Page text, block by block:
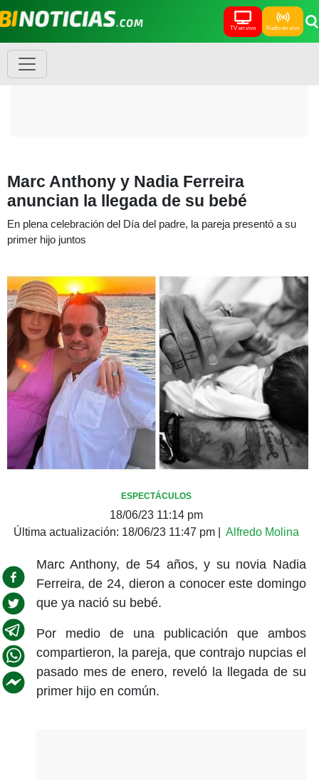
TV en vivo Radio en vivo
Marc Anthony y Nadia Ferreira
anuncian la llegada de su bebé
En plena celebración del Día del padre, la pareja presentó a su
primer hijo juntos
ESPECTÁCULOS
18/06/23 11:14 pm
Última actualización: 18/06/23 11:47 pm| Alfredo Molina
Marc Anthony, de 54 años, y su novia Nadia
Ferreira, de 24, dieron a conocer este domingo
que ya nació su bebé.
Por medio de una publicación que ambos
compartieron, la pareja, que contrajo nupcias el
pasado mes de enero, reveló la llegada de su
primer hijo en común.